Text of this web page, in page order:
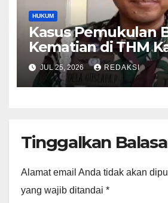
HUKUM
Kasus Pemukulan
Kematian di THM
Oknum Perwira
Jadi Tersangka
JUL 25, 2026 REDAKSI
Tinggalkan
Alamat email Anda tidak akan
yang wajib ditandai *